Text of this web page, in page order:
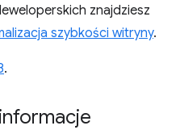
znajdziesz
szybkości witryny.
.